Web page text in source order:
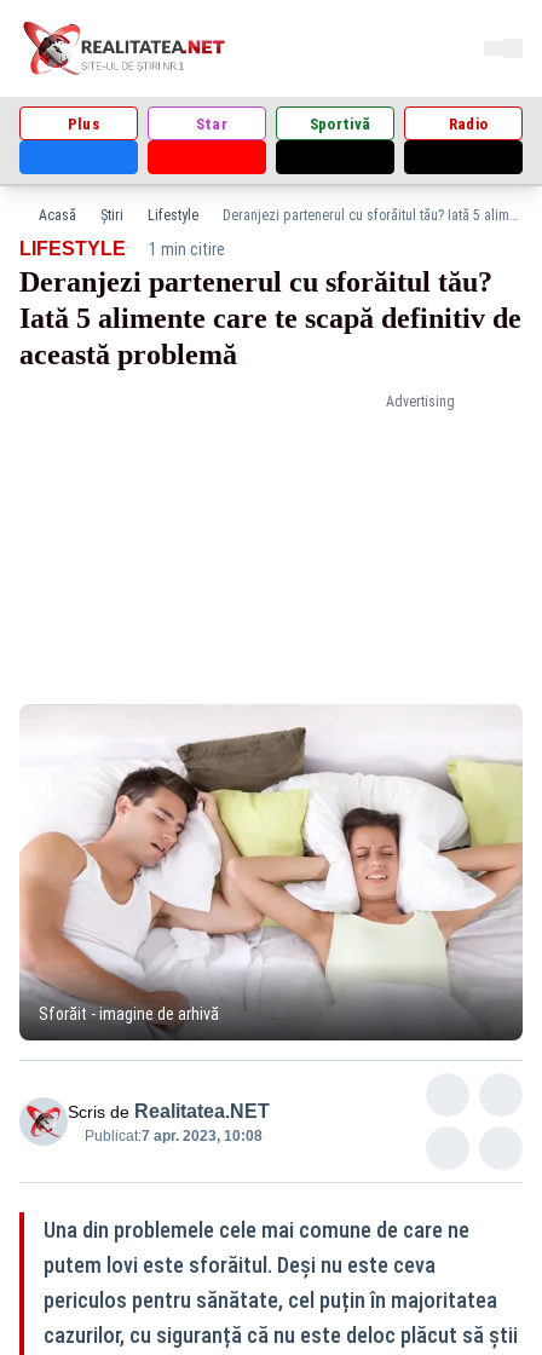
Plus Star Sportivă Radio
Acasă Știri Lifestyle Deranjezi partenerul cu sforăitul tău? Iată 5 alimente care te scapă definitiv de această problemă
Advertising
LIFESTYLE· 1 min citire
Deranjezi partenerul cu sforăitul tău?
Iată 5 alimente care te scapă definitiv de
această problemă
Sforăit - imagine de arhivă
Scris de Realitatea.NET
Publicat:7 apr. 2023, 10:08
Una din problemele cele mai comune de care ne
putem lovi este sforăitul. Deși nu este ceva
periculos pentru sănătate, cel puțin în majoritatea
cazurilor, cu siguranță că nu este deloc plăcut să știi